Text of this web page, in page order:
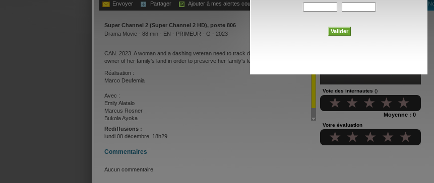
Envoyer Partager Ajouter à mes alertes courriel
Super Channel 2 (Super Channel 2 HD), poste 806
Drama Movie - 88 min - EN - PRIMEUR - G - 2023
CAN. 2023. A woman and a dashing veteran need to track down the enigmatic
owner of her family's land in order to preserve her family's legacy.
Réalisation :
Marco Deufemia
Avec :
Emily Alatalo
Marcus Rosner
Bukola Ayoka
Rediffusions :
lundi 08 décembre, 18h29
Commentaires
Aucun commentaire
Vote des internautes ()
Moyenne : 0
Votre évaluation